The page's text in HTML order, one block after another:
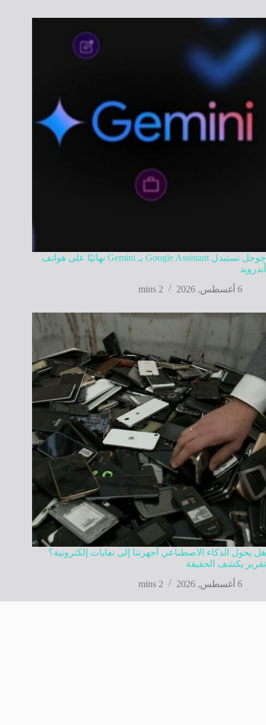
جوجل تستبدل Google Assistant بـ Gemini نهائيًا على هواتف
أندرويد
6 أغسطس, 2026
2 mins
هل يحول الذكاء الاصطناعي أجهزتنا إلى نفايات إلكترونية؟
تقرير يكشف الحقيقة
6 أغسطس, 2026
2 mins